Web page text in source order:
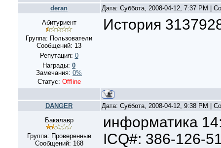
deran
Дата: Суббота, 2008-04-12, 7:37 PM |
Абитуриент
Группа: Пользователи
Сообщений: 13
Репутация: 0
Награды: 0
Замечания: 0%
Статус: Offline
История
DANGER
Дата: Суббота, 2008-04-12, 9:38 PM |
Бакалавр
Группа: Проверенные
Сообщений: 168
информатика
ICQ#: 386-126-